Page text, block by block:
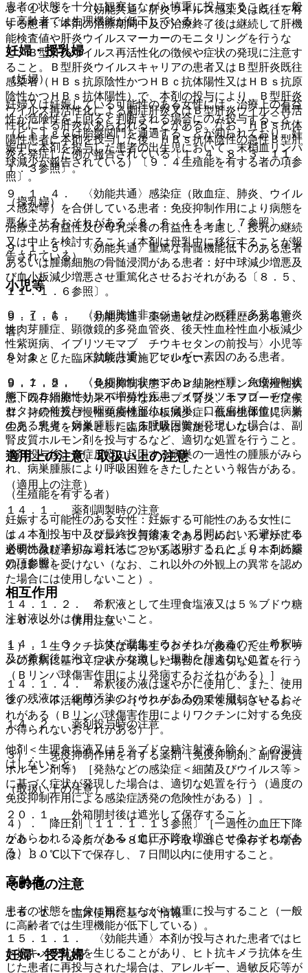
患者の状態を十分に観察しながら慎重に投与すること（一般
に高齢者では生理機能が低下している）。
妊婦・授乳婦
（妊婦）
妊婦又は妊娠している可能性のある女性には、治療上の有益
性が危険性を上回ると判断される場合にのみ投与すること
（ヒトＩｇＧは胎盤関門を通過することが知られており、妊
娠中に本剤を投与した患者の出生児において、末梢血リンパ
球減少が報告されている）〔９．４生殖能を有する者の項参
照〕。
（授乳婦）
治療上の有益性及び母乳栄養の有益性を考慮し、授乳の継続
又は中止を検討すること（本剤は母乳中に移行することが報
告されている）。
小児等
９．７．１． 〈Ｂ細胞性非ホジキンリンパ腫、多発血管炎
性肉芽腫症、顕微鏡的多発血管炎、後天性血栓性血小板減少
性紫斑病、イブリツモマブ チウキセタンの前投与〉小児等
を対象とした臨床試験は実施していない。
９．７．２． 〈免疫抑制状態下のＢ細胞性リンパ増殖性疾
患、既存治療で効果不十分なループス腎炎、ネフローゼ症候
群、持続性及び慢性免疫性血小板減少症〉低出生体重児、新
生児、乳児を対象とした臨床試験は実施していない。
適用上の注意、取扱い上の注意
（適用上の注意）
１４．１． 薬剤調製時の注意
１４．１．１． タンパク質溶液であるために、わずかに半
透明の微粒子がみられることがあるが、これにより本剤の薬
効は影響を受けない（なお、これ以外の外観上の異常を認め
た場合には使用しないこと）。
１４．１．２． 希釈液として生理食塩液又は５％ブドウ糖
注射液以外は使用しないこと。
１４．１．３． 抗体が凝集するおそれがあるので、希釈時
及び希釈後に泡立つような激しい振動を加えないこと。
１４．１．４． 希釈後の液は速やかに使用し、また、使用
後の残液は、細菌汚染のおそれがあるので使用しないこと。
１４．２． 薬剤投与時の注意
他剤＜生理食塩液又は５％ブドウ糖注射液を除く＞との混注
はしないこと。
（取扱い上の注意）
２０．１． 外箱開封後は遮光して保存すること。
２０．２． 冷所（２〜８℃）から取り出して保存する場合
は、３０℃以下で保存し、７日間以内に使用すること。
その他の注意
１５．１． 臨床使用に基づく情報
１５．１．１． 〈効能共通〉本剤が投与された患者ではヒ
ト抗キメラ抗体を生じることがあり、ヒト抗キメラ抗体を生
じた患者に再投与された場合は、アレルギー、過敏反応等が
９．１．３． 〈効能共通〉肝炎ウイルス感染又は既往を有
する患者：本剤の治療期間中及び治療終了後は継続して肝機
能検査値や肝炎ウイルスマーカーのモニタリングを行うな
ど、Ｂ型肝炎ウイルス再活性化の徴候や症状の発現に注意す
ること。Ｂ型肝炎ウイルスキャリアの患者又はＢ型肝炎既往
感染者（ＨＢｓ抗原陰性かつＨＢｃ抗体陽性又はＨＢｓ抗原
陰性かつＨＢｓ抗体陽性）で、本剤の投与により、Ｂ型肝炎
ウイルス再活性化による劇症肝炎又はＢ型肝炎ウイルス再活
性化による肝炎があらわれることがある。なお、ＨＢｓ抗体
陽性患者に本剤を投与した後、ＨＢｓ抗体陰性の急性Ｂ型肝
炎を発症した例が報告されている〔１．４、８．３、１１．
１．３参照〕。
９．１．４． 〈効能共通〉感染症（敗血症、肺炎、ウイル
ス感染等）を合併している患者：免疫抑制作用により病態を
悪化させるおそれがある〔８．６、１１．１．７参照〕。
９．１．５． 〈効能共通〉重篤な骨髄機能低下のある患者
あるいは腫瘍細胞の骨髄浸潤がある患者：好中球減少増悪及
び血小板減少増悪させ重篤化させるおそれがある〔８．５、
１１．１．６参照〕。
９．１．６． 〈効能共通〉薬物過敏症の既往歴のある患
者。
９．１．７． 〈効能共通〉アレルギー素因のある患者。
９．１．８． 〈Ｂ細胞性非ホジキンリンパ腫、免疫抑制状
態下のＢ細胞性リンパ増殖性疾患、イブリツモマブ チウキ
セタンの前投与〉咽頭扁桃部位に病巣、口蓋扁桃部位に病巣
のある患者：病巣腫脹による呼吸困難が発現した場合は、副
腎皮質ホルモン剤を投与するなど、適切な処置を行うこと。
本剤投与後、炎症反応に起因する病巣の一過性の腫脹がみら
れ、病巣腫脹により呼吸困難をきたしたという報告がある。
（生殖能を有する者）
妊娠する可能性のある女性：妊娠する可能性のある女性に
は、本剤投与中及び最終投与後１２ヵ月間において避妊する
必要性及び適切な避妊法について説明すること〔９．５妊婦
の項参照〕。
相互作用
１０．２． 併用注意：
１）． 生ワクチン又は弱毒生ワクチン［接種した生ワクチ
ンの原病に基づく症状が発現した場合には適切な処置を行う
（Ｂリンパ球傷害作用により発病するおそれがある）］。
２）． 不活化ワクチン［ワクチンの効果を減弱させるおそ
れがある（Ｂリンパ球傷害作用によりワクチンに対する免疫
が得られないおそれがある）］。
３）． 免疫抑制作用を有する薬剤（免疫抑制剤、副腎皮質
ホルモン剤等）［発熱などの感染症＜細菌及びウイルス等＞
に基づく症状が発現した場合は、適切な処置を行う（過度の
免疫抑制作用による感染症誘発の危険性がある）］。
４）． 降圧剤〔１１．１．１３参照〕［一過性の血圧下降
があらわれることがある（血圧下降を増強させるおそれがあ
る）］。
高齢者
患者の状態を十分に観察しながら慎重に投与すること（一般
に高齢者では生理機能が低下している）。
妊婦・授乳婦